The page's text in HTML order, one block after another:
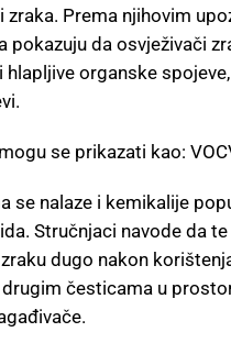
zraka. Prema njihovim
pokazuju da osvježivači
organske
se prikazati kao:
se nalaze i kemikalije
Stručnjaci navode da
dugo nakon
česticama u